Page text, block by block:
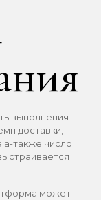
выполнения
доставки,
а-также число
может